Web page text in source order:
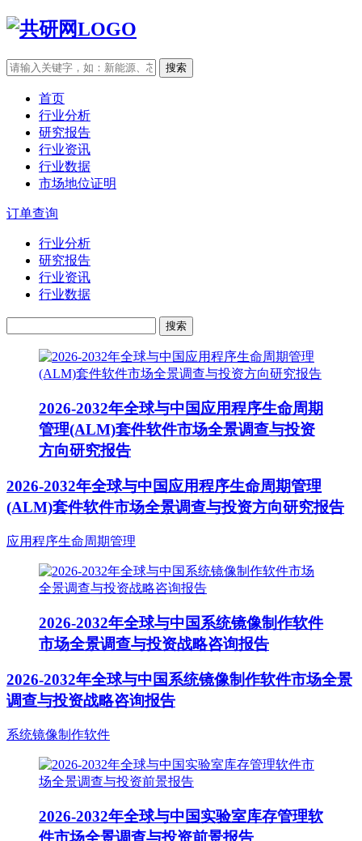
搜索
首页
行业分析
研究报告
行业资讯
行业数据
市场地位证明
订单查询
行业分析
研究报告
行业资讯
行业数据
搜索
2026-2032年全球与中国应用程序生命周期
管理(ALM)套件软件市场全景调查与投资
方向研究报告
2026-2032年全球与中国应用程序生命周期管理
(ALM)套件软件市场全景调查与投资方向研究报告
应用程序生命周期管理
2026-2032年全球与中国系统镜像制作软件
市场全景调查与投资战略咨询报告
2026-2032年全球与中国系统镜像制作软件市场全景
调查与投资战略咨询报告
系统镜像制作软件
2026-2032年全球与中国实验室库存管理软
件市场全景调查与投资前景报告